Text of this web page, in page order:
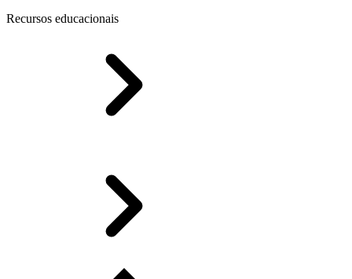
Recursos educacionais